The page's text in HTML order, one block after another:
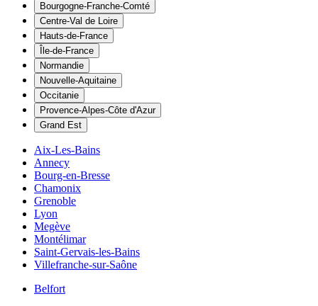
Bourgogne-Franche-Comté
Centre-Val de Loire
Hauts-de-France
Île-de-France
Normandie
Nouvelle-Aquitaine
Occitanie
Provence-Alpes-Côte d'Azur
Grand Est
Aix-Les-Bains
Annecy
Bourg-en-Bresse
Chamonix
Grenoble
Lyon
Megève
Montélimar
Saint-Gervais-les-Bains
Villefranche-sur-Saône
Belfort